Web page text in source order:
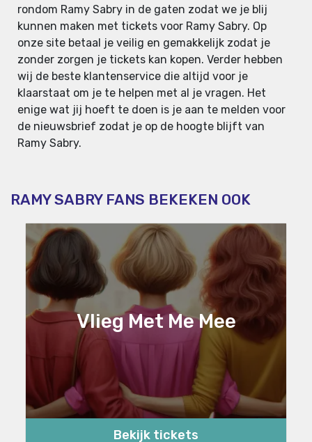
rondom Ramy Sabry in de gaten zodat we je blij
kunnen maken met tickets voor Ramy Sabry. Op
onze site betaal je veilig en gemakkelijk zodat je
zonder zorgen je tickets kan kopen. Verder hebben
wij de beste klantenservice die altijd voor je
klaarstaat om je te helpen met al je vragen. Het
enige wat jij hoeft te doen is je aan te melden voor
de nieuwsbrief zodat je op de hoogte blijft van
Ramy Sabry.
RAMY SABRY FANS BEKEKEN OOK
Vlieg Met Me Mee
Bekijk tickets